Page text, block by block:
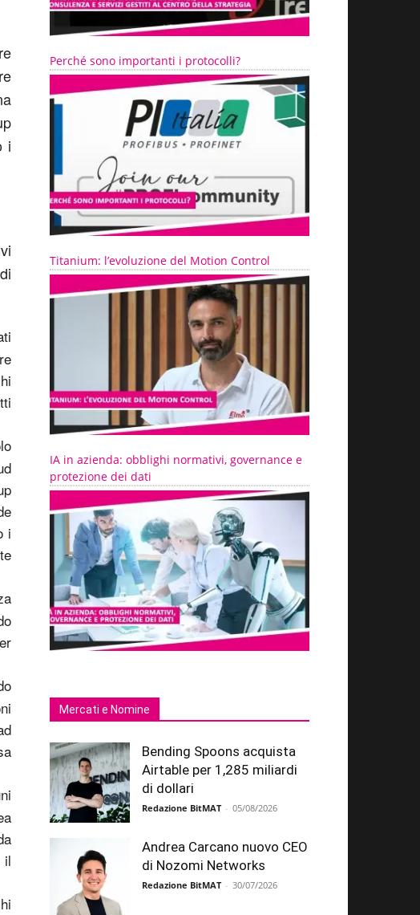
i
i
il
Perché sono importanti i protocolli?
Titanium: l’evoluzione del Motion Control
IA in azienda: obblighi normativi, governance e
protezione dei dati
Mercati e Nomine
Bending Spoons acquista
Airtable per 1,285 miliardi
di dollari
Redazione BitMAT - 05/08/2026
Andrea Carcano nuovo CEO
di Nozomi Networks
Redazione BitMAT - 30/07/2026